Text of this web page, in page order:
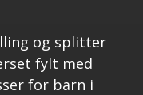
og splitter
fylt med
for barn i